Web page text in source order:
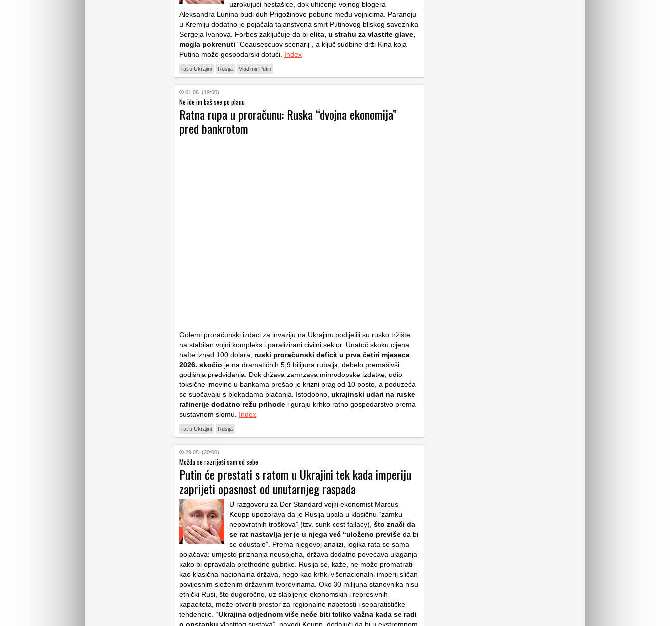
uzrokujući nestašice, dok uhićenje vojnog blogera
Aleksandra Lunina budi duh Prigožinove pobune među vojnicima. Paranoju
u Kremlju dodatno je pojačala tajanstvena smrt Putinovog bliskog saveznika
Sergeja Ivanova. Forbes zaključuje da bi elita, u strahu za vlastite glave,
mogla pokrenuti “Ceausescuov scenarij”, a ključ sudbine drži Kina koja
Putina može gospodarski dotući. Index
rat u Ukrajini Rusija Vladimir Putin
01.06. (19:00)
Ne ide im baš sve po planu
Ratna rupa u proračunu: Ruska “dvojna ekonomija”
pred bankrotom
Golemi proračunski izdaci za invaziju na Ukrajinu podijelili su rusko tržište
na stabilan vojni kompleks i paralizirani civilni sektor. Unatoč skoku cijena
nafte iznad 100 dolara, ruski proračunski deficit u prva četiri mjeseca
2026. skočio je na dramatičnih 5,9 bilijuna rubalja, debelo premašivši
godišnja predviđanja. Dok država zamrzava mirnodopske izdatke, udio
toksične imovine u bankama prešao je krizni prag od 10 posto, a poduzeća
se suočavaju s blokadama plaćanja. Istodobno, ukrajinski udari na ruske
rafinerije dodatno režu prihode i guraju krhko ratno gospodarstvo prema
sustavnom slomu. Index
rat u Ukrajini Rusija
29.05. (20:00)
Možda se razriješi sam od sebe
Putin će prestati s ratom u Ukrajini tek kada imperiju
zaprijeti opasnost od unutarnjeg raspada
U razgovoru za Der Standard vojni ekonomist Marcus
Keupp upozorava da je Rusija upala u klasičnu “zamku
nepovratnih troškova” (tzv. sunk-cost fallacy), što znači da
se rat nastavlja jer je u njega već “uloženo previše da bi
se odustalo”. Prema njegovoj analizi, logika rata se sama
pojačava: umjesto priznanja neuspjeha, država dodatno povećava ulaganja
kako bi opravdala prethodne gubitke. Rusija se, kaže, ne može promatrati
kao klasična nacionalna država, nego kao krhki višenacionalni imperij sličan
povijesnim složenim državnim tvorevinama. Oko 30 milijuna stanovnika nisu
etnički Rusi, što dugoročno, uz slabljenje ekonomskih i represivnih
kapaciteta, može otvoriti prostor za regionalne napetosti i separatističke
tendencije. “Ukrajina odjednom više neće biti toliko važna kada se radi
o opstanku vlastitog sustava”, navodi Keupp, dodajući da bi u ekstremnom